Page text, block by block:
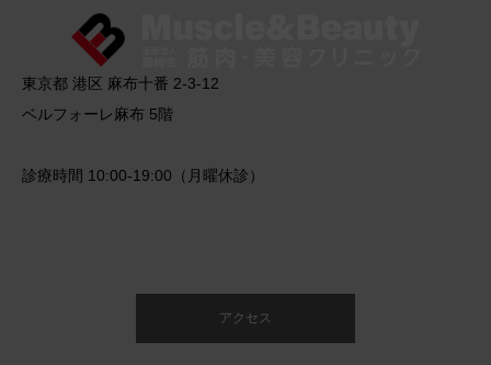
東京都 港区 麻布十番 2-3-12
ベルフォーレ麻布 5階
診療時間 10:00-19:00（月曜休診）
アクセス